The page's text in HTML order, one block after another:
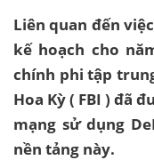
Liên quan đến
kế hoạch cho
chính phi tập
Hoa Kỳ ( FBI ) đã
mạng sử dụng
nền tảng này.